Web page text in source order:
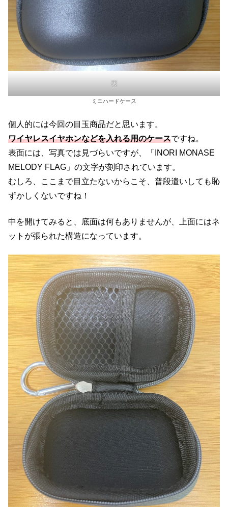
裏
ミニハードケース
個人的には今回の目玉商品だと思います。
ワイヤレスイヤホンなどを入れる用のケースですね。
表面には、写真では見づらいですが、「INORI MONASE
MELODY FLAG」の文字が刻印されています。
むしろ、ここまで目立たないからこそ、普段遣いしても恥
ずかしくないですね！
中を開けてみると、底面は何もありませんが、上面にはネ
ットが張られた構造になっています。